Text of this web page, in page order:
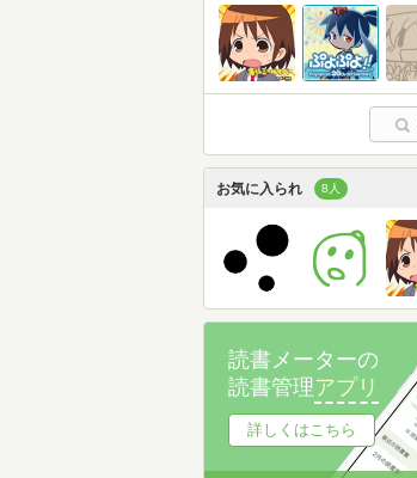
お気に入られ 8人
読書メーターの
読書管理アプリ
詳しくはこちら